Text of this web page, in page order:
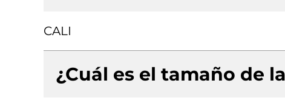
CALI
¿Cuál es el tamaño de